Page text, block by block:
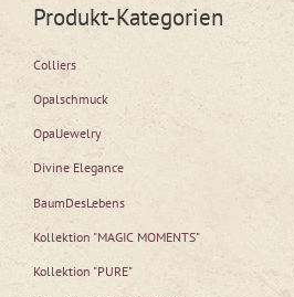
Produkt-Kategorien
Colliers
Opalschmuck
OpalJewelry
Divine Elegance
BaumDesLebens
Kollektion "MAGIC MOMENTS"
Kollektion "PURE"